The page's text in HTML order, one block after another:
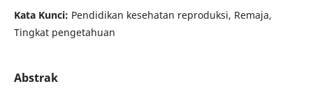
Kata Kunci: Pendidikan kesehatan reproduksi, Remaja,
Tingkat pengetahuan
Abstrak